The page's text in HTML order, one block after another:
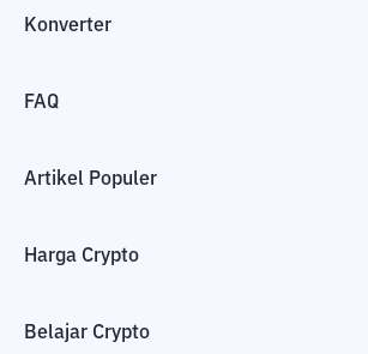
Konverter
FAQ
Artikel Populer
Harga Crypto
Belajar Crypto